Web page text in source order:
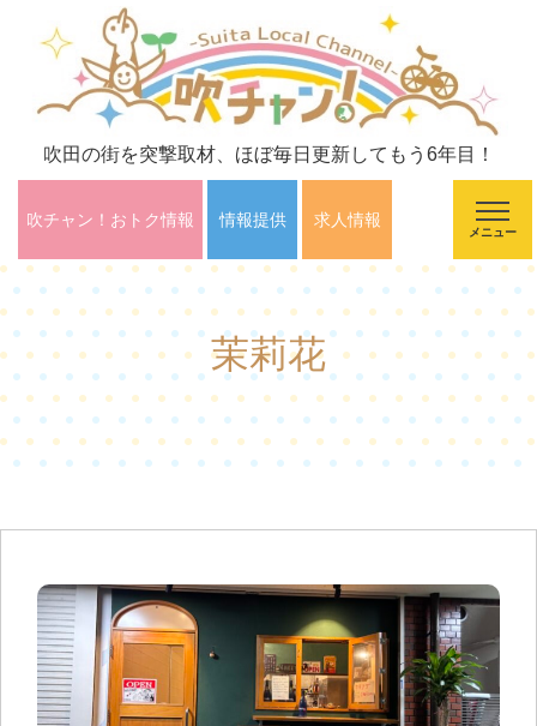
吹田の街を突撃取材、ほぼ毎日更新してもう6年目！
吹チャン！おトク情報 情報提供 求人情報
メニュー
茉莉花